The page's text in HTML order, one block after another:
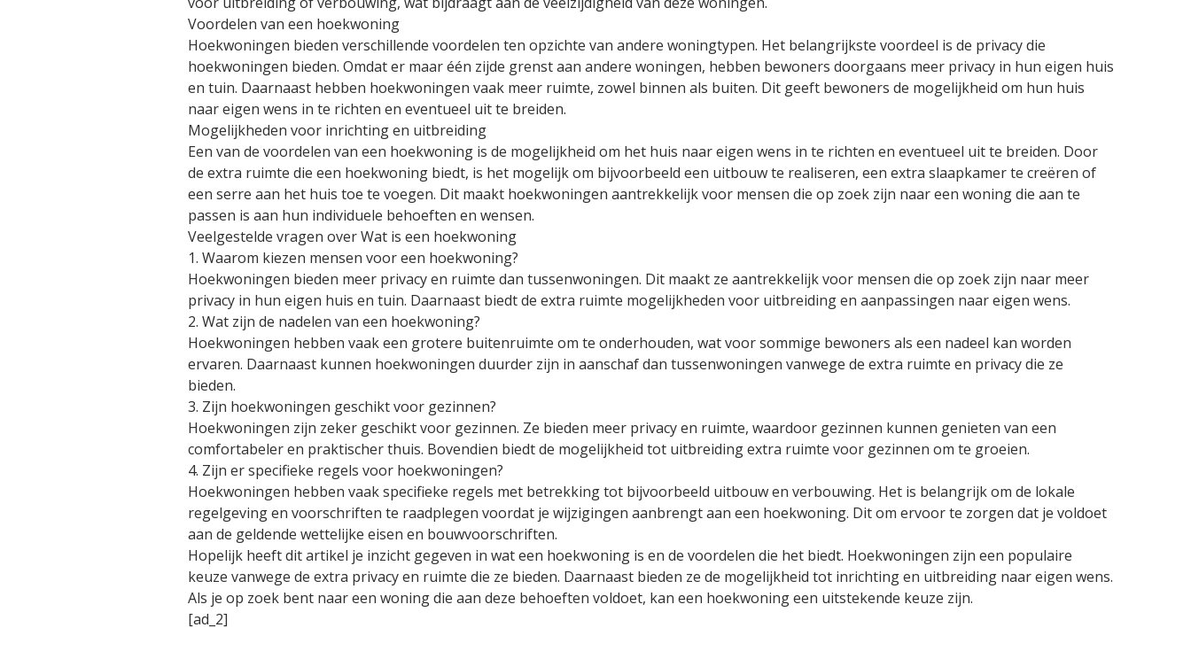
Voordelen van een hoekwoning
Hoekwoningen bieden verschillende voordelen ten opzichte van andere woningtypen. Het belangrijkste voordeel is de privacy die
hoekwoningen bieden. Omdat er maar één zijde grenst aan andere woningen, hebben bewoners doorgaans meer privacy in hun eigen huis
en tuin. Daarnaast hebben hoekwoningen vaak meer ruimte, zowel binnen als buiten. Dit geeft bewoners de mogelijkheid om hun huis
naar eigen wens in te richten en eventueel uit te breiden.
Mogelijkheden voor inrichting en uitbreiding
Een van de voordelen van een hoekwoning is de mogelijkheid om het huis naar eigen wens in te richten en eventueel uit te breiden. Door
de extra ruimte die een hoekwoning biedt, is het mogelijk om bijvoorbeeld een uitbouw te realiseren, een extra slaapkamer te creëren of
een serre aan het huis toe te voegen. Dit maakt hoekwoningen aantrekkelijk voor mensen die op zoek zijn naar een woning die aan te
passen is aan hun individuele behoeften en wensen.
Veelgestelde vragen over Wat is een hoekwoning
1. Waarom kiezen mensen voor een hoekwoning?
Hoekwoningen bieden meer privacy en ruimte dan tussenwoningen. Dit maakt ze aantrekkelijk voor mensen die op zoek zijn naar meer
privacy in hun eigen huis en tuin. Daarnaast biedt de extra ruimte mogelijkheden voor uitbreiding en aanpassingen naar eigen wens.
2. Wat zijn de nadelen van een hoekwoning?
Hoekwoningen hebben vaak een grotere buitenruimte om te onderhouden, wat voor sommige bewoners als een nadeel kan worden
ervaren. Daarnaast kunnen hoekwoningen duurder zijn in aanschaf dan tussenwoningen vanwege de extra ruimte en privacy die ze
bieden.
3. Zijn hoekwoningen geschikt voor gezinnen?
Hoekwoningen zijn zeker geschikt voor gezinnen. Ze bieden meer privacy en ruimte, waardoor gezinnen kunnen genieten van een
comfortabeler en praktischer thuis. Bovendien biedt de mogelijkheid tot uitbreiding extra ruimte voor gezinnen om te groeien.
4. Zijn er specifieke regels voor hoekwoningen?
Hoekwoningen hebben vaak specifieke regels met betrekking tot bijvoorbeeld uitbouw en verbouwing. Het is belangrijk om de lokale
regelgeving en voorschriften te raadplegen voordat je wijzigingen aanbrengt aan een hoekwoning. Dit om ervoor te zorgen dat je voldoet
aan de geldende wettelijke eisen en bouwvoorschriften.
Hopelijk heeft dit artikel je inzicht gegeven in wat een hoekwoning is en de voordelen die het biedt. Hoekwoningen zijn een populaire
keuze vanwege de extra privacy en ruimte die ze bieden. Daarnaast bieden ze de mogelijkheid tot inrichting en uitbreiding naar eigen wens.
Als je op zoek bent naar een woning die aan deze behoeften voldoet, kan een hoekwoning een uitstekende keuze zijn.
[ad_2]